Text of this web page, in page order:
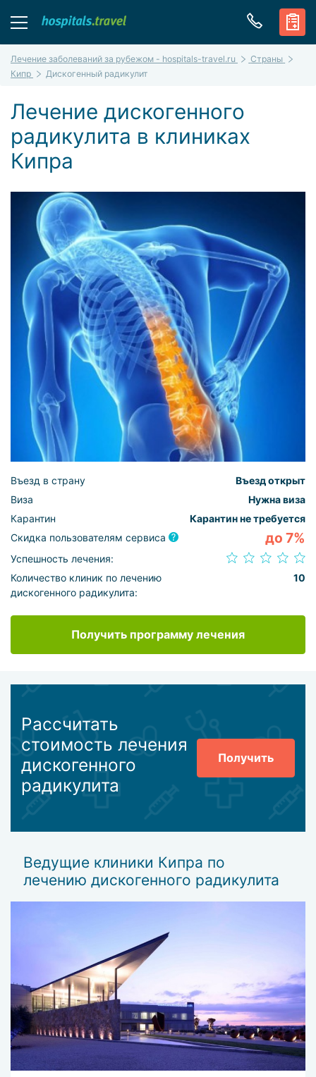
Лечение заболеваний за рубежом - hospitals-travel.ru
Страны
Кипр
Дискогенный радикулит
Лечение дискогенного
радикулита в клиниках
Кипра
Въезд в страну
Въезд открыт
Виза
Нужна виза
Карантин
Карантин не требуется
Скидка пользователям сервиса
до 7%
Успешность лечения:
Количество клиник по лечению
дискогенного радикулита:
10
Получить программу лечения
Рассчитать
стоимость лечения
дискогенного
радикулита
Получить
Ведущие клиники Кипра по
лечению дискогенного радикулита